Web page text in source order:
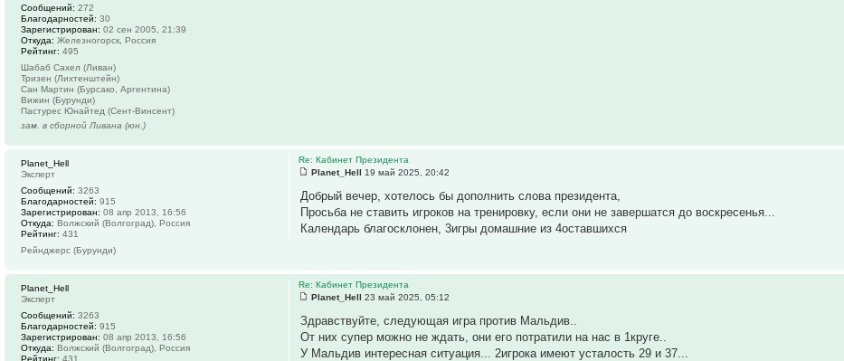
Сообщений: 272
Благодарностей: 30
Зарегистрирован: 02 сен 2005, 21:39
Откуда: Железногорск, Россия
Рейтинг: 495
Шабаб Сахел (Ливан)
Тризен (Лихтенштейн)
Сан Мартин (Бурсако, Аргентина)
Вижин (Бурунди)
Пастурес Юнайтед (Сент-Винсент)
зам. в сборной Ливана (юн.)
Re: Кабинет Президента
Planet_Hell 19 май 2025, 20:42
Добрый вечер, хотелось бы дополнить слова президента,
Просьба не ставить игроков на тренировку, если они не завершатся до воскресенья...
Календарь благосклонен, 3игры домашние из 4оставшихся
Planet_Hell
Эксперт
Сообщений: 3263
Благодарностей: 915
Зарегистрирован: 08 апр 2013, 16:56
Откуда: Волжский (Волгоград), Россия
Рейтинг: 431
Рейнджерс (Бурунди)
Re: Кабинет Президента
Planet_Hell 23 май 2025, 05:12
Здравствуйте, следующая игра против Мальдив..
От них супер можно не ждать, они его потратили на нас в 1круге..
У Мальдив интересная ситуация... 2игрока имеют усталость 29 и 37...
Planet_Hell
Эксперт
Сообщений: 3263
Благодарностей: 915
Зарегистрирован: 08 апр 2013, 16:56
Откуда: Волжский (Волгоград), Россия
Рейтинг: 431